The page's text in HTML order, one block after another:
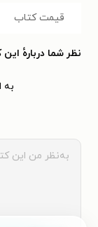
قیمت کتاب
نظر شما دربارهٔ
به